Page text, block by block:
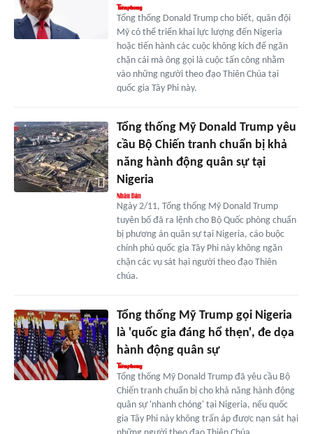
Tổng thống Donald Trump cho biết, quân đội
Mỹ có thể triển khai lực lượng đến Nigeria
hoặc tiến hành các cuộc không kích để ngăn
chặn cái mà ông gọi là cuộc tấn công nhằm
vào những người theo đạo Thiên Chúa tại
quốc gia Tây Phi này.
Tổng thống Mỹ Donald Trump yêu
cầu Bộ Chiến tranh chuẩn bị khả
năng hành động quân sự tại
Nigeria
Ngày 2/11, Tổng thống Mỹ Donald Trump
tuyên bố đã ra lệnh cho Bộ Quốc phòng chuẩn
bị phương án quân sự tại Nigeria, cáo buộc
chính phủ quốc gia Tây Phi này không ngăn
chặn các vụ sát hại người theo đạo Thiên
chúa.
Tổng thống Mỹ Trump gọi Nigeria
là 'quốc gia đáng hổ thẹn', đe dọa
hành động quân sự
Tổng thống Mỹ Donald Trump đã yêu cầu Bộ
Chiến tranh chuẩn bị cho khả năng hành động
quân sự 'nhanh chóng' tại Nigeria, nếu quốc
gia Tây Phi này không trấn áp được nạn sát hại